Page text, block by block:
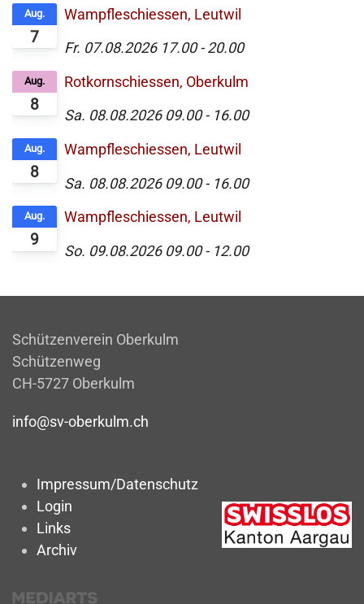
7
Aug.
Wampfleschiessen, Leutwil
Fr. 07.08.2026 17.00 - 20.00
8
Aug.
Rotkornschiessen, Oberkulm
Sa. 08.08.2026 09.00 - 16.00
8
Aug.
Wampfleschiessen, Leutwil
Sa. 08.08.2026 09.00 - 16.00
9
Aug.
Wampfleschiessen, Leutwil
So. 09.08.2026 09.00 - 12.00
Schützenverein Oberkulm
Schützenweg
CH-5727 Oberkulm
info@sv-oberkulm.ch
Impressum/Datenschutz
Login
Links
Archiv